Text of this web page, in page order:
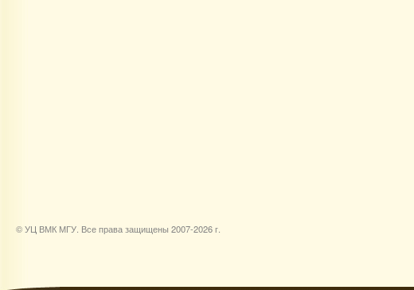
© УЦ ВМК МГУ. Все права защищены 2007-2026 г.